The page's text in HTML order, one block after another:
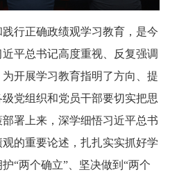
正确政绩观学习教育，是今
平总书记高度重视、反复强调
开展学习教育指明了方向、提
党组织和党员干部要切实把思
署上来，深学细悟习近平总书
的重要论述，扎扎实实抓好学
“两个确立”、坚决做到“两个